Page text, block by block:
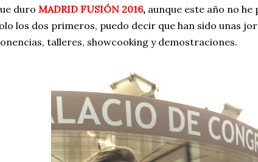
duro MADRID FUSIÓN 2016, aunque este año no
los dos primeros, puedo decir que han sido unas
talleres, showcooking y demostraciones.